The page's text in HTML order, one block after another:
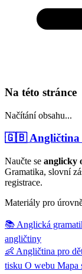
Na této stránce
Načítání obsahu...
🇬🇧Angličtina
Naučte se anglicky
Gramatika, slovní
registrace.
Materiály pro
📚 Anglická
angličtiny
👶 Angličtina pro
tisku O webu Mapa